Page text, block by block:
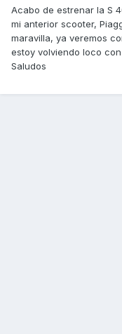
Acabo de estrenar la S
mi anterior scooter,
maravilla, ya veremos
estoy volviendo loco
Saludos